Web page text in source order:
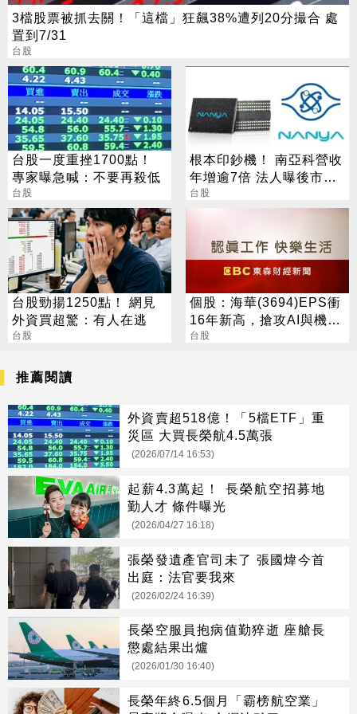
3檔股票被抓去關！「這檔」狂飆38%遭列20分撮合 處
置到7/31
台股
台股一度重挫1700點！
專家曝急喊：不要再殺低
台股
根本印鈔機！ 南亞科營收
年增逾7倍 法人曝後市觀
察4指標
台股
台股勁揚1250點！ 網見
外資買超驚：有人在逃
台股
個股：海華(3694)EPS衝
16年新高，搶攻AI與機器
人市場打造第二成長曲線
台股
推薦閱讀
外資賣超518億！「5檔ETF」重
災區 大買長榮航4.5萬張
(2026/07/14 16:53)
起薪4.3萬起！ 長榮航空招募地
勤人才 條件曝光
(2026/04/27 16:18)
張榮發遺產官司未了 張國煒今首
出庭：法官要我來
(2026/02/24 16:39)
長榮空服員抱病值勤猝逝 座艙長
懲處結果出爐
(2026/01/30 16:40)
長榮年終6.5個月「霸榜航空業」